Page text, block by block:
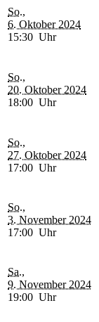
So.,
6. Oktober 2024
15:30 Uhr
So.,
20. Oktober 2024
18:00 Uhr
So.,
27. Oktober 2024
17:00 Uhr
So.,
3. November 2024
17:00 Uhr
Sa.,
9. November 2024
19:00 Uhr